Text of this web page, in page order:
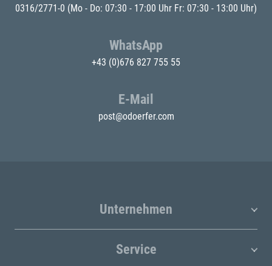
0316/2771-0 (Mo - Do: 07:30 - 17:00 Uhr Fr: 07:30 - 13:00 Uhr)
WhatsApp
+43 (0)676 827 755 55
E-Mail
post@odoerfer.com
Unternehmen
Service